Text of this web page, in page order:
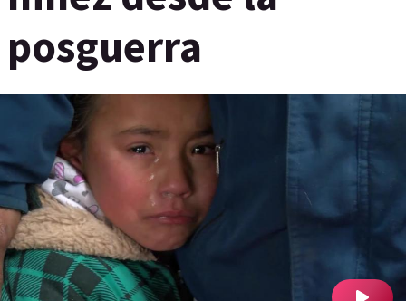
posguerra